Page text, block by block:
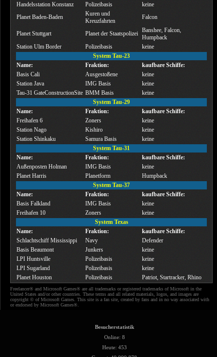
Handelsstation Konstanz
Polizeibasis
keine
Planet Baden-Baden
Kuren und
Kreuzfahrten
Falcon
Planet Stuttgart Planet der Staatspolizei Banshee, Falcon,
Humpback
Station Ulm Border
Polizeibasis
keine
System Tau-23
Name:
Fraktion:
kaufbare Schiffe:
Basis Cali
Ausgestoßene
keine
Station Java
IMG Basis
keine
Tau-31 GateConstructionSite BMM Basis
keine
System Tau-29
Name:
Fraktion:
kaufbare Schiffe:
Freihafen 6
Zoners
keine
Station Nago
Kishiro
keine
Station Shinkaku
Samura Basis
keine
System Tau-31
Name:
Fraktion:
kaufbare Schiffe:
Außenposten Holman
IMG Basis
keine
Planet Harris
Planetform
Humpback
System Tau-37
Name:
Fraktion:
kaufbare Schiffe:
Basis Falkland
IMG Basis
keine
Freihafen 10
Zoners
keine
System Texas
Name:
Fraktion:
kaufbare Schiffe:
Schlachtschiff Mississippi
Navy
Defender
Basis Beaumont
Junkers
keine
LPI Huntsville
Polizeibasis
keine
LPI Sugarland
Polizeibasis
keine
Planet Houston
Polizeibasis Patriot, Startracker, Rhino
Freelancer® and Microsoft Games® are all trademarks or registered trademarks of Microsoft in the
United States and/or other countries. These terms and all related materials, logos, and images are
copyright © of Microsoft Games. This site is a fan site, created by fans and in no way associated with
or endorsed by Microsoft Games®.
Besucherstatistik
Online: 8
Heute: 453